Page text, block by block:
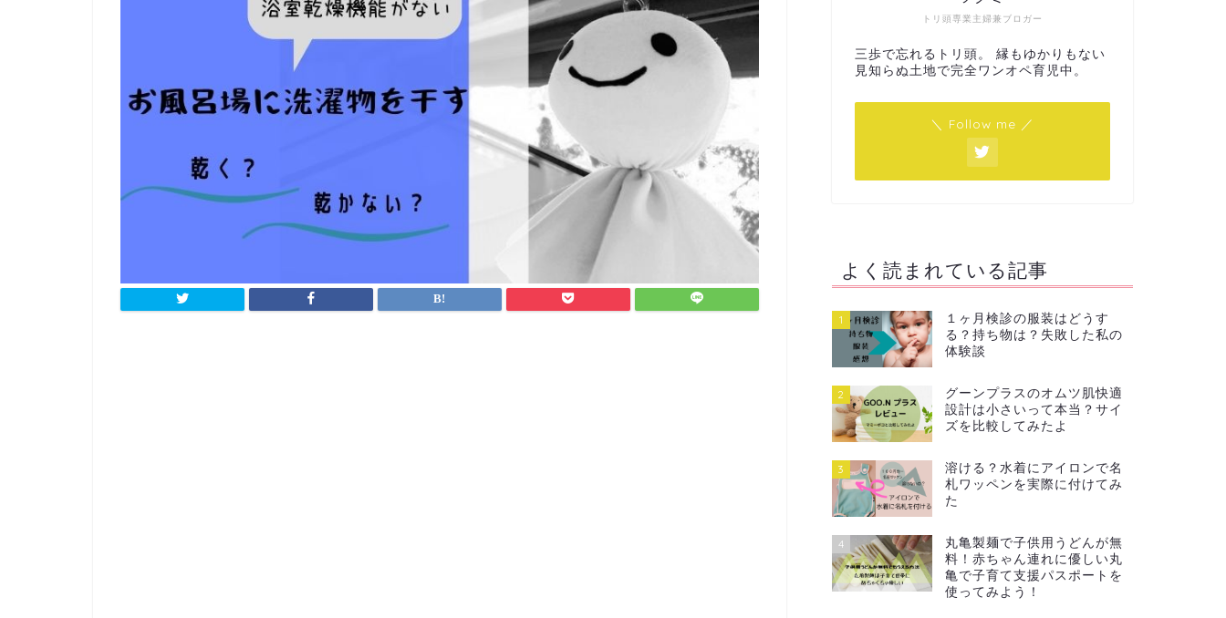
トリ頭専業主婦兼ブロガー
三歩で忘れるトリ頭。 縁もゆかりもない
見知らぬ土地で完全ワンオペ育児中。
＼ Follow me ／
よく読まれている記事
1
１ヶ月検診の服装はどうす
る？持ち物は？失敗した私の
体験談
2
グーンプラスのオムツ肌快適
設計は小さいって本当？サイ
ズを比較してみたよ
3
溶ける？水着にアイロンで名
札ワッペンを実際に付けてみ
た
4
丸亀製麺で子供用うどんが無
料！赤ちゃん連れに優しい丸
亀で子育て支援パスポートを
使ってみよう！